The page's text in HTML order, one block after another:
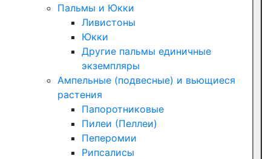
Пальмы и Юкки
Ливистоны
Юкки
Другие пальмы единичные
экземпляры
Ампельные (подвесные) и вьющиеся
растения
Папоротниковые
Пилеи (Пеллеи)
Пеперомии
Рипсалисы